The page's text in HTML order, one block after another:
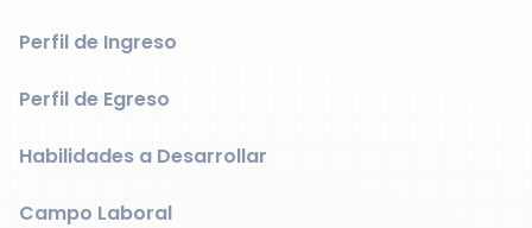
Perfil de Ingreso
Perfil de Egreso
Habilidades a Desarrollar
Campo Laboral